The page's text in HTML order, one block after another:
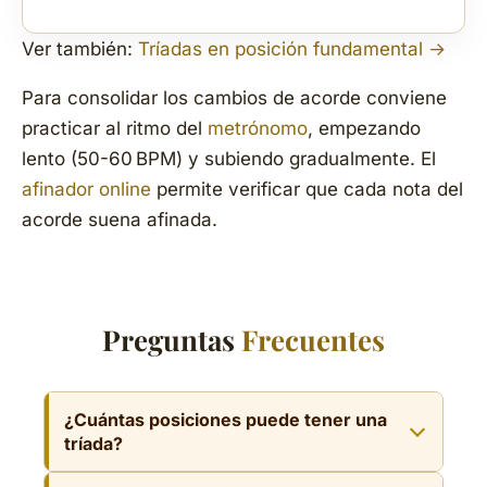
Ver también: Tríadas en posición fundamental →
Para consolidar los cambios de acorde conviene
practicar al ritmo del metrónomo, empezando
lento (50-60 BPM) y subiendo gradualmente. El
afinador online permite verificar que cada nota del
acorde suena afinada.
Preguntas Frecuentes
¿Cuántas posiciones puede tener una
tríada?